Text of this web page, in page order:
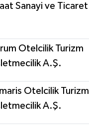
Sanayi ve Ticaret
Otelcilik Turizm
A.Ş.
Otelcilik Turizm
A.Ş.